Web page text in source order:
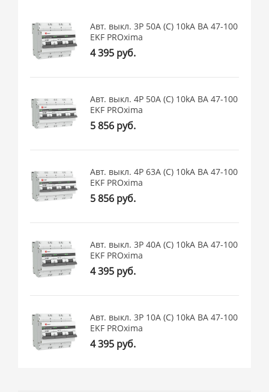
Авт. выкл. 3P 50А (C) 10kA ВА 47-100
EKF PROxima
4 395 руб.
Авт. выкл. 4P 50А (C) 10kA ВА 47-100
EKF PROxima
5 856 руб.
Авт. выкл. 4P 63А (C) 10kA ВА 47-100
EKF PROxima
5 856 руб.
Авт. выкл. 3P 40А (C) 10kA ВА 47-100
EKF PROxima
4 395 руб.
Авт. выкл. 3P 10А (C) 10kA ВА 47-100
EKF PROxima
4 395 руб.